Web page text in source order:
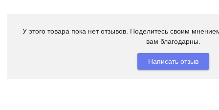
У этого товара пока нет отзывов. Поделитесь своим
вам благодарны.
Написать отзыв